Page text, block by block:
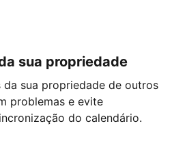
sua propriedade
sua propriedade de outros
problemas e evite
do calendário.